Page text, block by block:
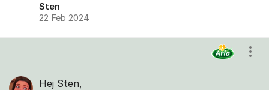
Sten
22 Feb 2024
Hej Sten,